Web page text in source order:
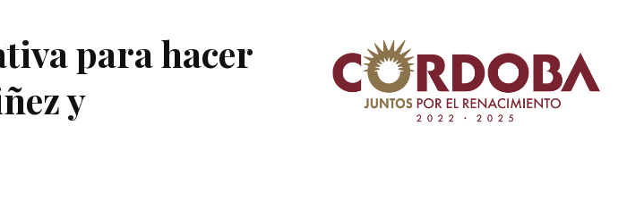
para hacer
y